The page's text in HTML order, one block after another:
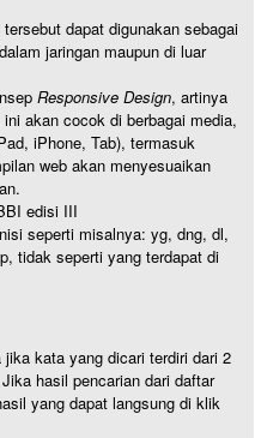
tersebut dapat digunakan sebagai
jaringan maupun di luar
Responsive Design, artinya
akan cocok di berbagai media,
iPhone, Tab), termasuk
web akan menyesuaikan
edisi III
seperti misalnya: yg, dng, dl,
tidak seperti yang terdapat di
kata yang dicari terdiri dari 2
hasil pencarian dari daftar
yang dapat langsung di klik